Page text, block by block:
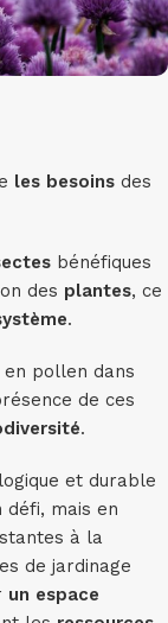
les besoins des
bénéfiques
des plantes, ce
.
pollen dans
de ces
.
et durable
défi, mais en
à la
de jardinage
un espace